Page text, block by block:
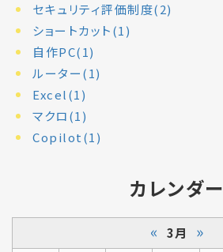
セキュリティ評価制度(2)
ショートカット(1)
自作PC(1)
ルーター(1)
Excel(1)
マクロ(1)
Copilot(1)
カレンダー
« 3月 »